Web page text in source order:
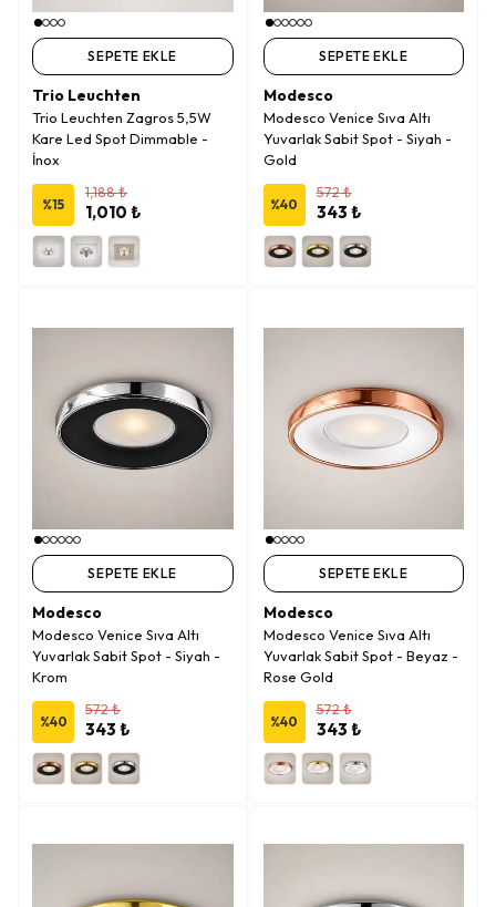
SEPETE EKLE
Trio Leuchten
Trio Leuchten Zagros 5,5W
Kare Led Spot Dimmable -
İnox
%15
1,188 ₺
1,010 ₺
SEPETE EKLE
Modesco
Modesco Venice Sıva Altı
Yuvarlak Sabit Spot - Siyah -
Gold
%40
572 ₺
343 ₺
SEPETE EKLE
Modesco
Modesco Venice Sıva Altı
Yuvarlak Sabit Spot - Siyah -
Krom
%40
572 ₺
343 ₺
SEPETE EKLE
Modesco
Modesco Venice Sıva Altı
Yuvarlak Sabit Spot - Beyaz -
Rose Gold
%40
572 ₺
343 ₺